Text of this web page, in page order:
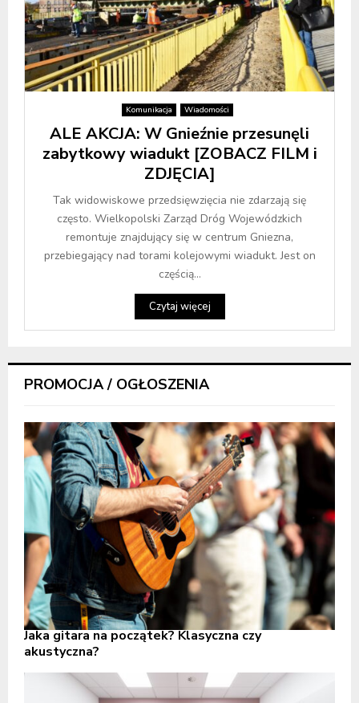
Komunikacja Wiadomości
ALE AKCJA: W Gnieźnie przesunęli
zabytkowy wiadukt [ZOBACZ FILM i
ZDJĘCIA]
Tak widowiskowe przedsięwzięcia nie zdarzają się
często. Wielkopolski Zarząd Dróg Wojewódzkich
remontuje znajdujący się w centrum Gniezna,
przebiegający nad torami kolejowymi wiadukt. Jest on
częścią...
Czytaj więcej
PROMOCJA / OGŁOSZENIA
Jaka gitara na początek? Klasyczna czy
akustyczna?